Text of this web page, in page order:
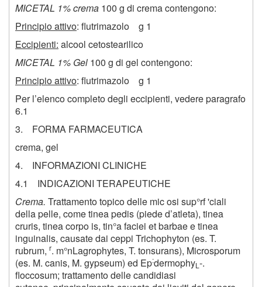
MICETAL 1% crema 100 g di crema contengono:
Principio attivo: flutrimazolo g 1
Eccipienti: alcool cetostearilico
MICETAL 1% Gel 100 g di gel contengono:
Principio attivo: flutrimazolo g 1
Per l’elenco completo degli eccipienti, vedere paragrafo
6.1
3. FORMA FARMACEUTICA
crema, gel
4. INFORMAZIONI CLINICHE
4.1 INDICAZIONI TERAPEUTICHE
Crema. Trattamento topico delle mic osi sup°rf 'ciali
della pelle, come tinea pedis (piede d’atleta), tinea
cruris, tinea corpo is, tin°a faciei et barbae e tinea
inguinalis, causate dai ceppi Trichophyton (es. T.
rubrum, r. m°nLagrophytes, T. tonsurans), Microsporum
(es. M. canis, M. gypseum) ed Ep:dermophyL -.
floccosum; trattamento delle candidiasi